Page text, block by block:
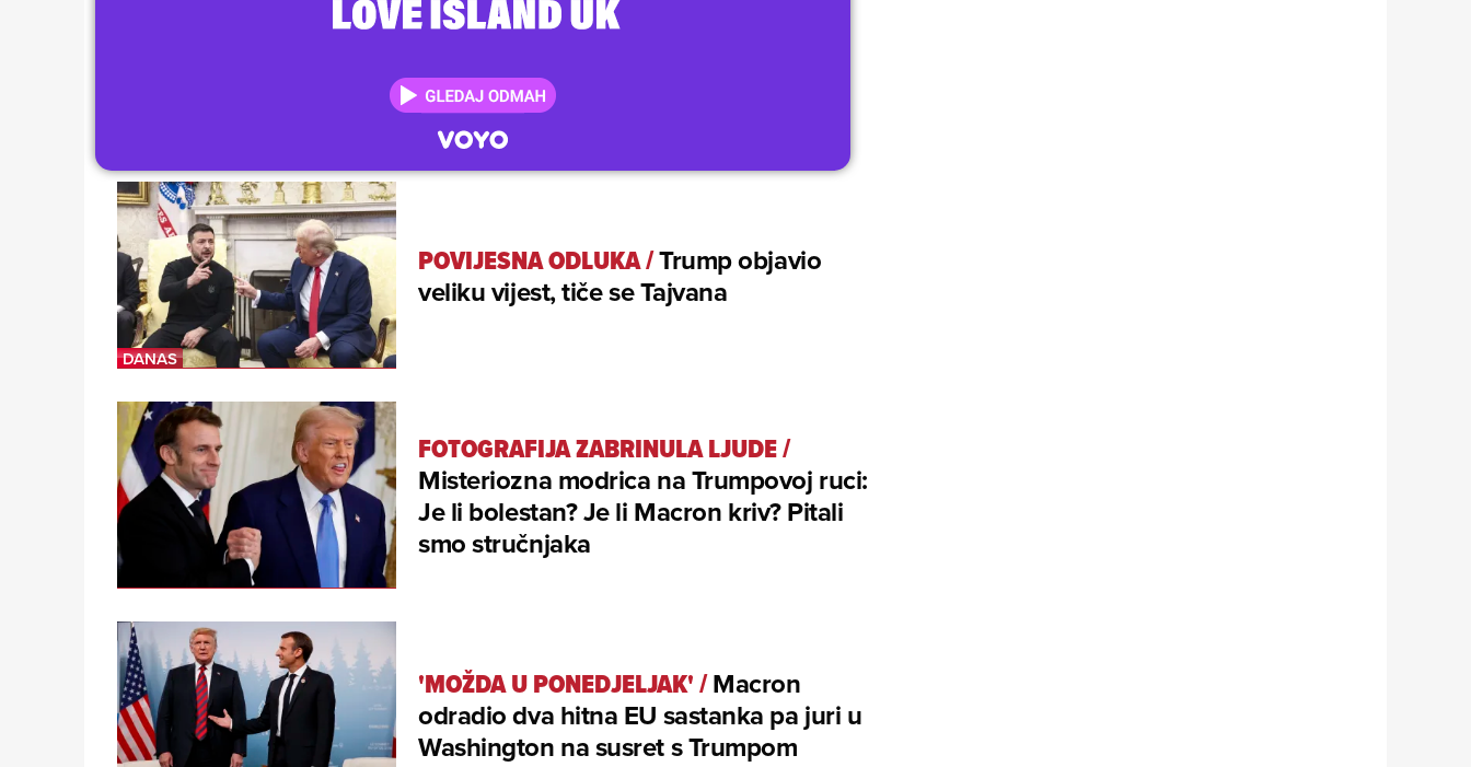
POVIJESNA ODLUKA/Trump objavio
veliku vijest, tiče se Tajvana
FOTOGRAFIJA ZABRINULA LJUDE/
Misteriozna modrica na Trumpovoj ruci:
Je li bolestan? Je li Macron kriv? Pitali
smo stručnjaka
'MOŽDA U PONEDJELJAK'/Macron
odradio dva hitna EU sastanka pa juri u
Washington na susret s Trumpom